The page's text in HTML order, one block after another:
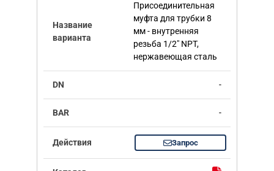
Присоединительная
муфта для трубки 8
мм - внутренняя
резьба 1/2" NPT,
нержавеющая сталь
-
-
Запрос